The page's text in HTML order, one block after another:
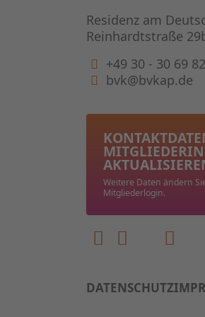
Residenz am
Reinhardtstraße
+49 30 - 30 69
bvk@bvkap.de
Weitere Daten ändern
Mitgliederlogin.
DATENSCHUTZ